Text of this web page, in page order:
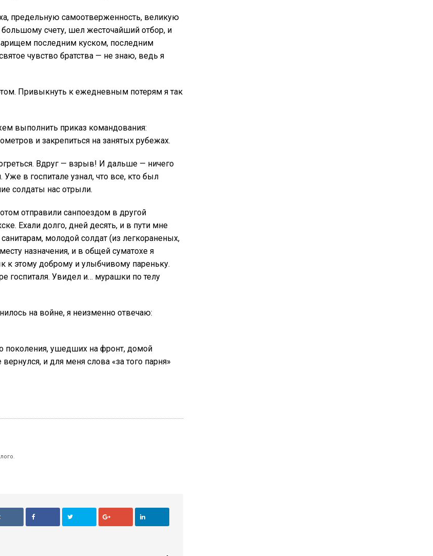
предельную самоотверженность, великую
счету, шел жесточайший отбор, и
последним куском, последним
чувство братства — не знаю, ведь я
Привыкнуть к ежедневным потерям я так
выполнить приказ командования:
и закрепиться на занятых рубежах.
Вдруг — взрыв! И дальше — ничего
в госпитале узнал, что все, кто был
солдаты нас отрыли.
отправили санпоездом в другой
Ехали долго, дней десять, и в пути мне
молодой солдат (из легкораненых,
назначения, и в общей суматохе я
к этому доброму и улыбчивому пареньку.
госпиталя. Увидел и… мурашки по телу
на войне, я неизменно отвечаю:
поколения, ушедших на фронт, домой
и для меня слова «за того парня»